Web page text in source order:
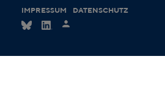
IMPRESSUM DATENSCHUTZ